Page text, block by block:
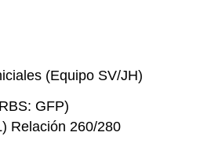
(Equipo SV/JH)
GFP)
Relación 260/280